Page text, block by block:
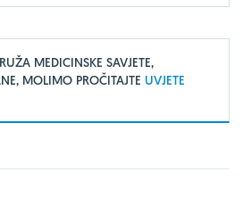
MEDICINSKE SAVJETE,
MOLIMO PROČITAJTE UVJETE